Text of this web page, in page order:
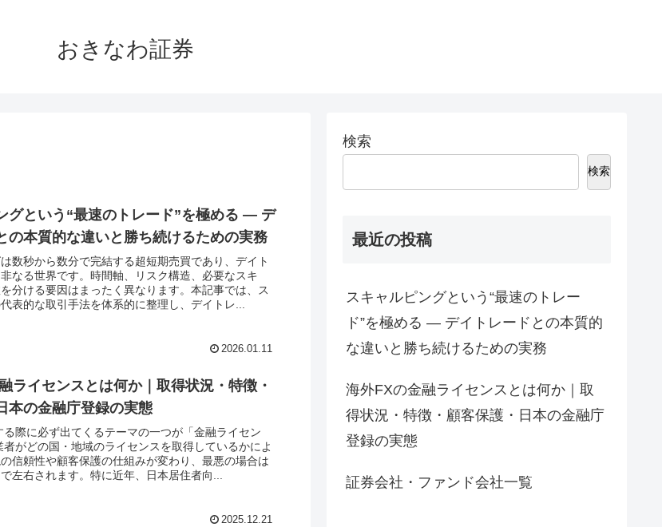
おきなわ証券
グという“最速のトレード”を極める ― デ
の本質的な違いと勝ち続けるための実務
数秒から数分で完結する超短期売買であり、デイト
なる世界です。時間軸、リスク構造、必要なスキ
分ける要因はまったく異なります。本記事では、ス
表的な取引手法を体系的に整理し、デイトレ...
2026.01.11
ライセンスとは何か｜取得状況・特徴・
本の金融庁登録の実態
る際に必ず出てくるテーマの一つが「金融ライセン
者がどの国・地域のライセンスを取得しているかによ
信頼性や顧客保護の仕組みが変わり、最悪の場合は
左右されます。特に近年、日本居住者向...
2025.12.21
検索
検索
最近の投稿
スキャルピングという“最速のトレー
ド”を極める ― デイトレードとの本質的
な違いと勝ち続けるための実務
海外FXの金融ライセンスとは何か｜取
得状況・特徴・顧客保護・日本の金融庁
登録の実態
証券会社・ファンド会社一覧